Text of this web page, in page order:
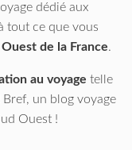
dédié aux
tout ce que vous
de la France.
au voyage telle
un blog voyage
Ouest !